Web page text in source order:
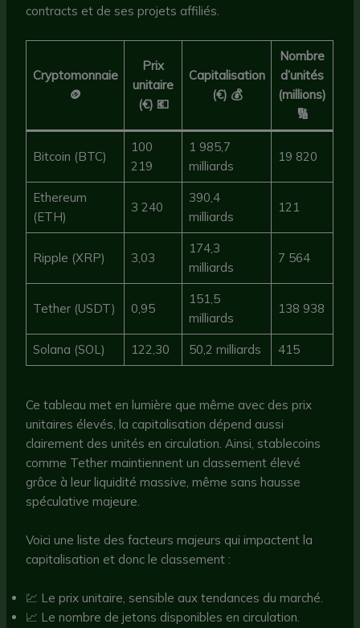
contracts et de ses projets affiliés.
Cryptomonnaie
🪙
Prix
unitaire
(€) 💶
Capitalisation
(€) 💰
Nombre
d’unités
(millions)
🔢
Bitcoin (BTC)
100
219
1 985,7
milliards
19 820
Ethereum
(ETH)
3 240
390,4
milliards
121
Ripple (XRP) 3,03
174,3
milliards
7 564
Tether (USDT) 0,95
151,5
milliards
138 938
Solana (SOL) 122,30 50,2 milliards 415
Ce tableau met en lumière que même avec des prix
unitaires élevés, la capitalisation dépend aussi
clairement des unités en circulation. Ainsi, stablecoins
comme Tether maintiennent un classement élevé
grâce à leur liquidité massive, même sans hausse
spéculative majeure.
Voici une liste des facteurs majeurs qui impactent la
capitalisation et donc le classement :
💹 Le prix unitaire, sensible aux tendances du marché.
📈 Le nombre de jetons disponibles en circulation.